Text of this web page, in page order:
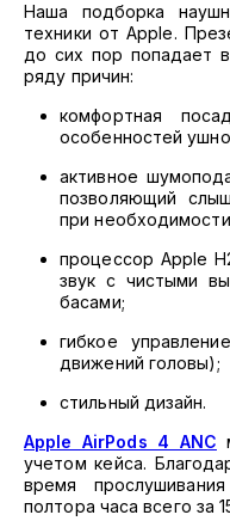
Наша подборка
техники от Apple.
до сих пор попадает
ряду причин:
комфортная
особенностей
активное
позволяющий
при
процессор Apple
звук с чистыми
басами;
гибкое
движений головы);
стильный дизайн.
Apple AirPods 4 ANC
учетом кейса.
время
полтора часа всего за